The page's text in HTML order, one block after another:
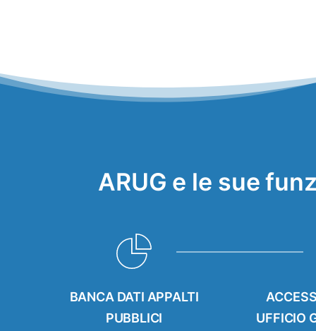
ARUG e le sue
BANCA DATI APPALTI
PUBBLICI
UFFICIO